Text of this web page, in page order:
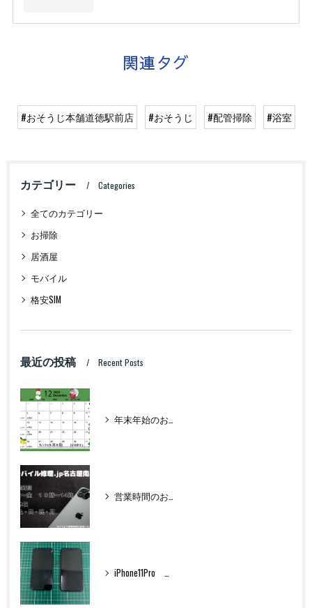
関連タグ
#おそうじ本舗道徳駅前店 #おそうじ #配管掃除 #浴室
カテゴリー Categories
全てのカテゴリー
お掃除
居酒屋
モバイル
格安SIM
最近の投稿 Recent Posts
年末年始のお知らせ
営業時間のお知らせ
iPhone11Pro フロントパネル交換